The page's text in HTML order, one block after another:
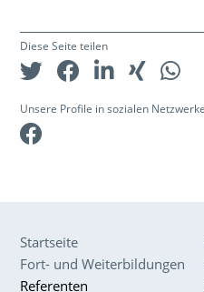
Diese Seite teilen
Unsere Profile in sozialen
Startseite
Fort- und Weiterbildungen
Referenten